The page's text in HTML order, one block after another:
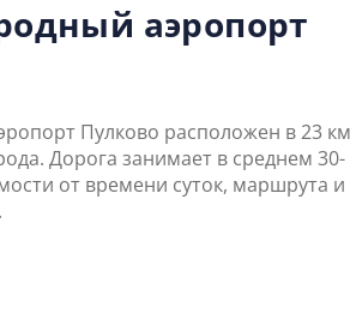
аэропорт
Пулково расположен в 23 км
Дорога занимает в среднем 30-
от времени суток, маршрута и